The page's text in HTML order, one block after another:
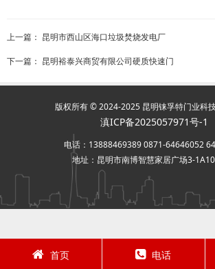
上一篇： 昆明市西山区海口垃圾焚烧发电厂
下一篇： 昆明裕泰兴商贸有限公司硬质快速门
版权所有 © 2024-2025 昆明铼孚特门业科
滇ICP备2025057971号-1
电话：13888469389 0871-64646052
地址：昆明市南博智慧家居广场3-
首页 电话